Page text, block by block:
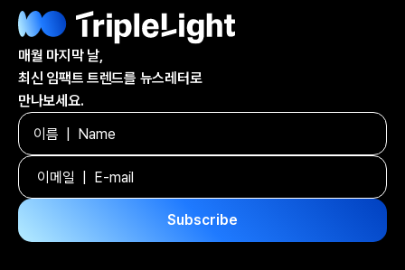
매월 마지막 날,
최신 임팩트 트렌드를 뉴스레터로
만나보세요.